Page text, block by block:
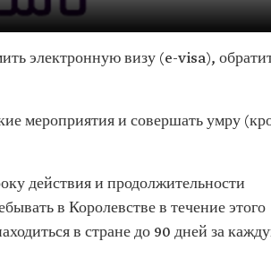
электронную визу (e-visa),
мероприятия и совершать умру
действия и продолжительности
в Королевстве в течение этого
в стране до 90 дней за